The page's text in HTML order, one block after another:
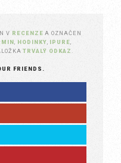
V RECENZE A OZNAČEN
, HODINKY, IPURE,
TRVALÝ ODKAZ .
FRIENDS.